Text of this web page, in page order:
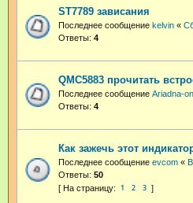
ST7789 зависания
Последнее сообщение kelvin «
Ответы: 4
QMC5883 прочитать
Последнее сообщение Ariadna-
Ответы: 4
Как зажечь этот
Последнее сообщение evcom «
Ответы: 50
1 2 3